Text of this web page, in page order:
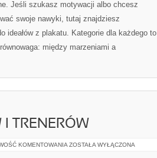
Jeśli szukasz motywacji albo chcesz
swoje nawyki, tutaj znajdziesz
ideałów z plakatu. Kategorie dla każdego to
między marzeniami a
TRENERÓW
KOMENTOWANIA HISTORIE
ZOSTAŁA WYŁĄCZONA